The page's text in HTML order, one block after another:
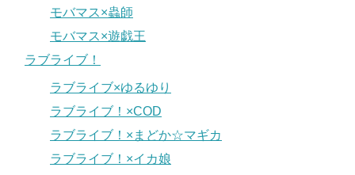
モバマス×蟲師
モバマス×遊戯王
ラブライブ！
ラブライブ×ゆるゆり
ラブライブ！×COD
ラブライブ！×まどか☆マギカ
ラブライブ！×イカ娘